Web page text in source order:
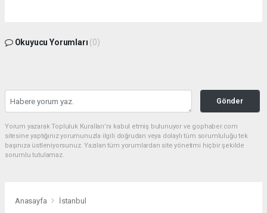
Okuyucu Yorumları (0)
Gönder
Yorum yazarak Topluluk Kuralları’nı kabul etmiş bulunuyor ve gophaber.com
sitesine yaptığınız yorumunuzla ilgili doğrudan veya dolaylı tüm sorumluluğu tek
başınıza üstleniyorsunuz. Yazılan tüm yorumlardan site yönetimi hiçbir şekilde
sorumlu tutulamaz.
Anasayfa İstanbul